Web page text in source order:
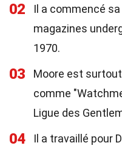
02
Il a commencé
magazines
1970.
03
Moore est
comme
Ligue des
04
Il a travaillé pour